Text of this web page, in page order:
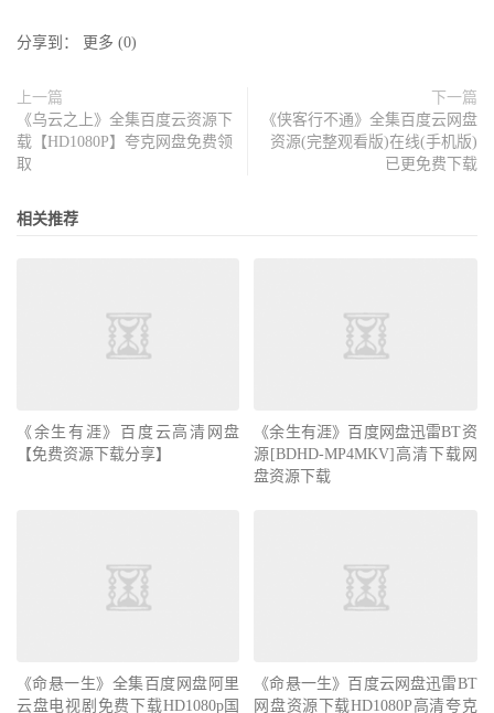
分享到： 更多 (0)
上一篇
《乌云之上》全集百度云资源下
载【HD1080P】夸克网盘免费领
取
下一篇
《侠客行不通》全集百度云网盘
资源(完整观看版)在线(手机版)
已更免费下载
相关推荐
《余生有涯》百度云高清网盘
【免费资源下载分享】
《余生有涯》百度网盘迅雷BT资
源[BDHD-MP4MKV]高清下载网
盘资源下载
《命悬一生》全集百度网盘阿里
云盘电视剧免费下载HD1080p国
《命悬一生》百度云网盘迅雷BT
网盘资源下载HD1080P高清夸克